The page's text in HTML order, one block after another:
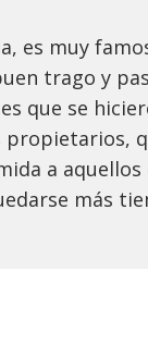
es muy
trago y
que se
propietarios,
a
más